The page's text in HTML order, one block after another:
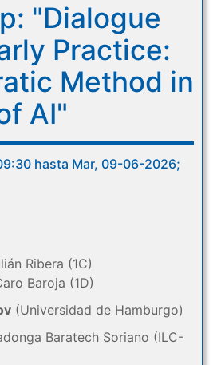
"Dialogue
Practice:
Method in
AI"
hasta Mar, 09-06-2026;
Ribera (1C)
Baroja (1D)
(Universidad de Hamburgo)
Baratech Soriano (ILC-